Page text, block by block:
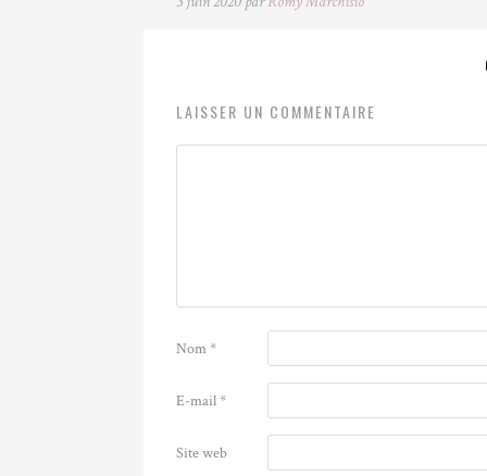
LAISSER UN COMMENTAIRE
Nom*
E-mail*
Site web